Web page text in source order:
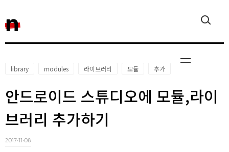
n
library modules 라이브러리 모듈 추가
안드로이드 스튜디오에 모듈,라이
브러리 추가하기
2017‧11‧08